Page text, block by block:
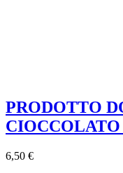
PRODOTTO
CIOCCOLATO
6,50 €